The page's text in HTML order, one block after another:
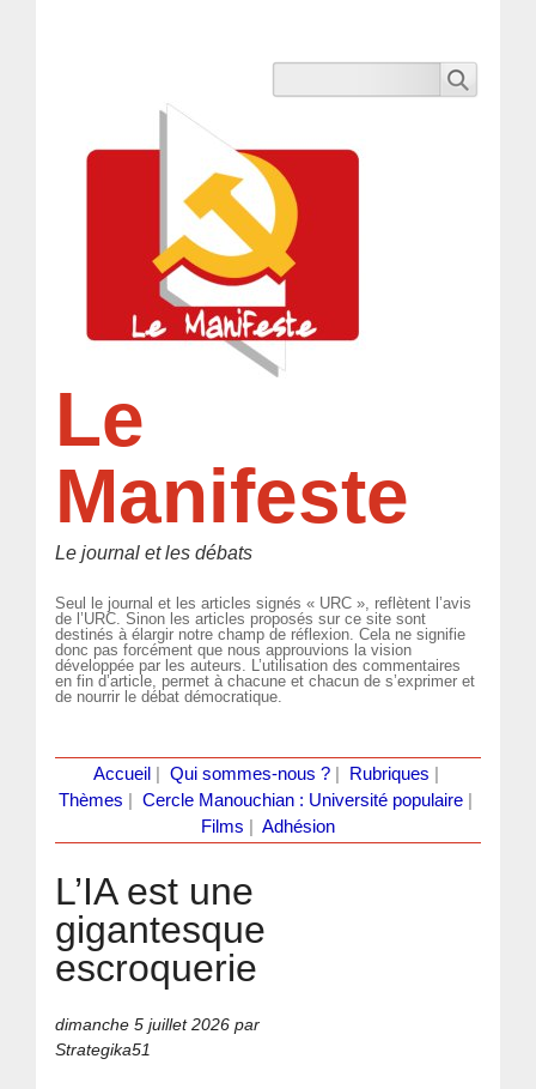
Le
Manifeste
Le journal et les débats
Seul le journal et les articles signés « URC », reflètent l’avis
de l’URC. Sinon les articles proposés sur ce site sont
destinés à élargir notre champ de réflexion. Cela ne signifie
donc pas forcément que nous approuvions la vision
développée par les auteurs. L’utilisation des commentaires
en fin d’article, permet à chacune et chacun de s’exprimer et
de nourrir le débat démocratique.
Accueil Qui sommes-nous ?| Rubriques
Thèmes
Cercle Manouchian : Université populaire
Films
Adhésion
L’IA est une
gigantesque
escroquerie
dimanche 5 juillet 2026 par
Strategika51